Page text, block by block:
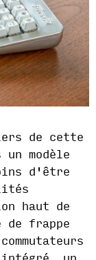
de cette
modèle
d'être
haut de
de frappe